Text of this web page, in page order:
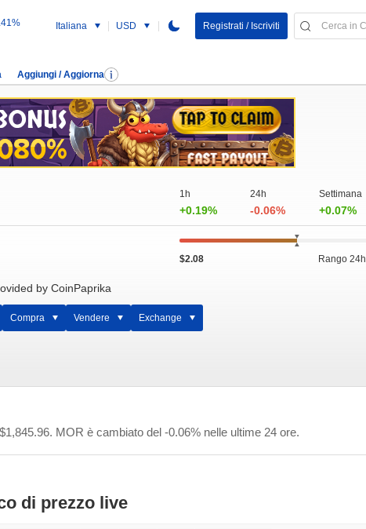
Italiana USD Registrati / Iscriviti
Aggiungi / Aggiorna
1h
+0.19%
24h
-0.06%
Settimana
+0.07%
$2.08 Rango 24h
by CoinPaprika
Compra Vendere Exchange
$1,845.96. MOR è cambiato del -0.06% nelle ultime 24 ore.
di prezzo live